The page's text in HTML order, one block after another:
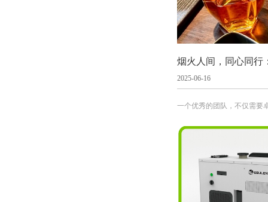
烟火人间，同心同行
2025-06-16
一个优秀的团队，不仅需要
都能在自己的位置上发光